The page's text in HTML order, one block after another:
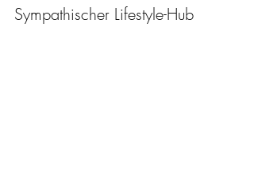
Sympathischer Lifestyle-Hub